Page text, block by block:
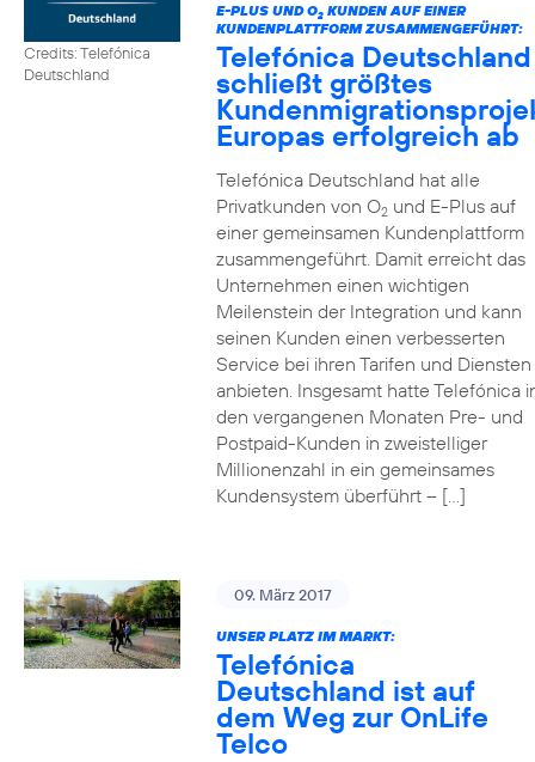
Credits: Telefónica
Deutschland
E-PLUS UND O2KUNDEN AUF EINER
KUNDENPLATTFORM ZUSAMMENGEFÜHRT:
Telefónica Deutschland
schließt größtes
Europas erfolgreich ab
Telefónica Deutschland hat alle
Privatkunden von O2und E-Plus auf
einer gemeinsamen Kundenplattform
zusammengeführt. Damit erreicht das
Unternehmen einen wichtigen
Meilenstein der Integration und kann
seinen Kunden einen verbesserten
Service bei ihren Tarifen und Diensten
anbieten. Insgesamt hatte Telefónica
den vergangenen Monaten Pre- und
Postpaid-Kunden in zweistelliger
Millionenzahl in ein gemeinsames
Kundensystem überführt – […]
09. März 2017
UNSER PLATZ IM MARKT:
Telefónica
Deutschland ist auf
dem Weg zur OnLife
Telco